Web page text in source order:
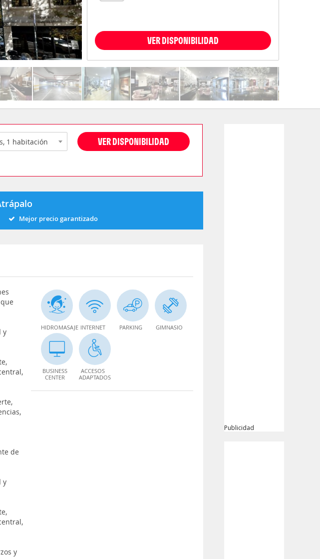
VER DISPONIBILIDAD
VER DISPONIBILIDAD
Mejor precio garantizado
y
de
y
y
HIDROMASAJE INTERNET PARKING GIMNASIO
BUSINESS
CENTER
ACCESOS
ADAPTADOS
Publicidad